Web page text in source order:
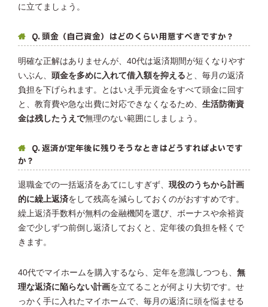
に立てましょう。
Q. 頭金（自己資金）はどのくらい用意すべきですか？
明確な正解はありませんが、40代は返済期間が短くなりやす
いぶん、 頭金を多めに入れて借入額を抑える と、毎月の返済
負担を下げられます。とはいえ手元資金をすべて頭金に回す
と、教育費や急な出費に対応できなくなるため、 生活防衛資
金は残したうえで無理のない範囲にしましょう。
Q. 返済が定年後に残りそうなときはどうすればよいです
か？
退職金での一括返済をあてにしすぎず、 現役のうちから計画
的に繰上返済をして残高を減らしておくのがおすすめです。
繰上返済手数料が無料の金融機関を選び、ボーナスや余裕資
金で少しずつ前倒し返済しておくと、定年後の負担を軽くで
きます。
40代でマイホームを購入するなら、定年を意識しつつも、 無
理な返済に陥らない計画を立てることが何より大切です。せ
っかく手に入れたマイホームで、毎月の返済に頭を悩ませる